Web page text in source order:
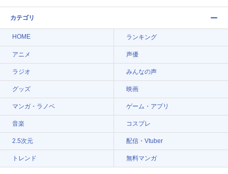
カテゴリ
HOME ランキング
アニメ 声優
ラジオ みんなの声
グッズ 映画
マンガ・ラノベ ゲーム・アプリ
音楽 コスプレ
2.5次元 配信・Vtuber
トレンド 無料マンガ